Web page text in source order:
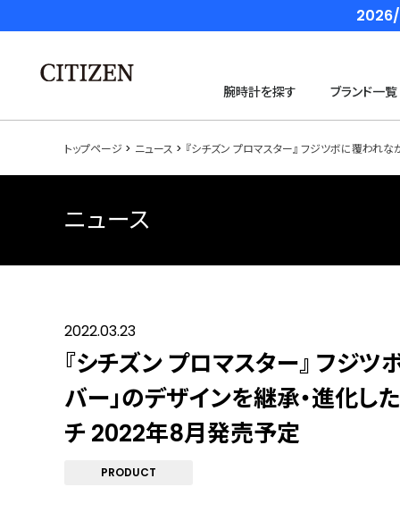
2026/
腕時計を探す ブランド一覧
トップページ ニュース 『シチズン プロマスター』 フジツボに覆われ
ニュース
2022.03.23
『シチズン プロマスター』 フジ
バー」のデザインを継承・進化
チ 2022年8月発売予定
PRODUCT